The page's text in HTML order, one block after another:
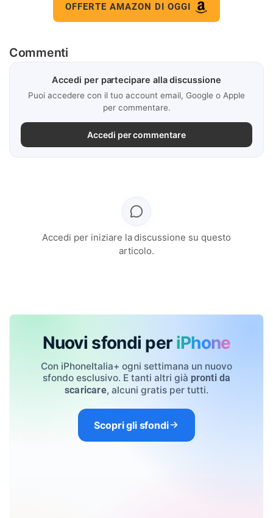
OFFERTE AMAZON DI OGGI
Commenti
Accedi per partecipare alla discussione
Puoi accedere con il tuo account email, Google o Apple
per commentare.
Accedi per commentare
Accedi per iniziare la discussione su questo
articolo.
Nuovi sfondi per iPhone
Con iPhoneItalia+ ogni settimana un nuovo
sfondo esclusivo. E tanti altri già pronti da
scaricare, alcuni gratis per tutti.
Scopri gli sfondi